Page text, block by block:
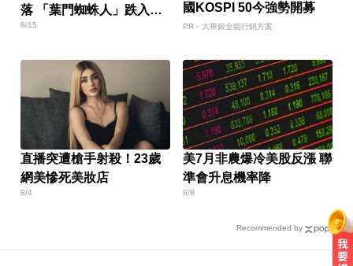
落 「葉門蜘蛛人」跌入
120公尺深坑身亡
6/15
國KOSPI 50今強勢開募
PR・大華銀全能行銷方案
直播突遭槍手射殺！23歲
網美慘死美妝店
8/4
美7月非農爆冷美股反漲 聯
準會升息機率降
8/8
Recommended by